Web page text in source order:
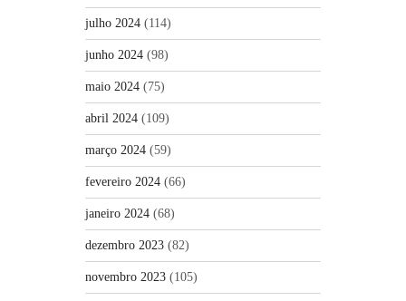
julho 2024 (114)
junho 2024 (98)
maio 2024 (75)
abril 2024 (109)
março 2024 (59)
fevereiro 2024 (66)
janeiro 2024 (68)
dezembro 2023 (82)
novembro 2023 (105)